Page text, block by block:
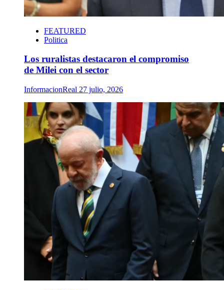
FEATURED
Politica
Los ruralistas destacaron el compromiso
de Milei con el sector
InformacionReal 27 julio, 2026